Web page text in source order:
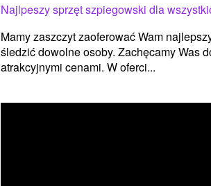
Najlpeszy sprzęt szpiegowski dla
Mamy zaszczyt zaoferować Wam
śledzić dowolne osoby. Zachęcamy Was
atrakcyjnymi cenami. W oferci...